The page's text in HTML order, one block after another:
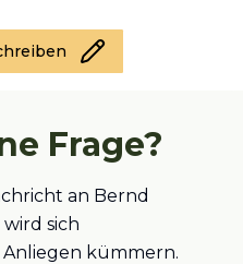
Frage?
an Bernd
sich
kümmern.